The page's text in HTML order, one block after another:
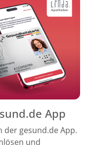
App
der gesund.de App.
und